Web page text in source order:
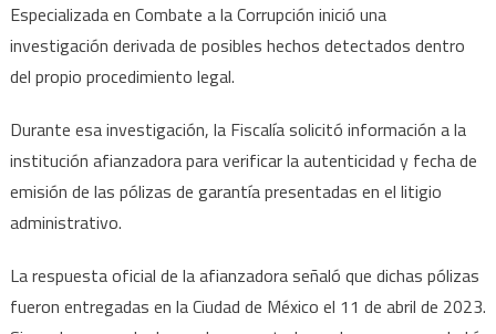
Especializada en Combate a la Corrupción inició una
investigación derivada de posibles hechos detectados dentro
del propio procedimiento legal.
Durante esa investigación, la Fiscalía solicitó información a la
institución afianzadora para verificar la autenticidad y fecha de
emisión de las pólizas de garantía presentadas en el litigio
administrativo.
La respuesta oficial de la afianzadora señaló que dichas pólizas
fueron entregadas en la Ciudad de México el 11 de abril de 2023.